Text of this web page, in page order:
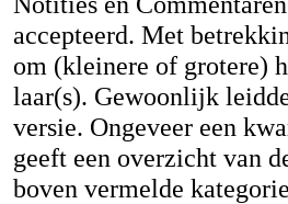
accepteerd. Met
om (kleinere of grotere)
laar(s). Gewoonlijk
versie. Ongeveer een
geeft een overzicht van
boven vermelde